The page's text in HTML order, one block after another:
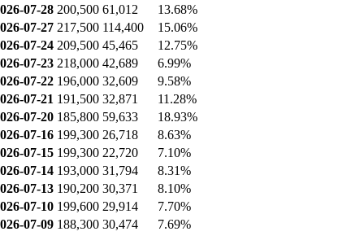
07-28 200,500 61,012
13.68%
07-27 217,500 114,400
15.06%
07-24 209,500 45,465
12.75%
07-23 218,000 42,689
6.99%
07-22 196,000 32,609
9.58%
07-21 191,500 32,871
11.28%
07-20 185,800 59,633
18.93%
07-16 199,300 26,718
8.63%
07-15 199,300 22,720
7.10%
07-14 193,000 31,794
8.31%
07-13 190,200 30,371
8.10%
07-10 199,600 29,914
7.70%
07-09 188,300 30,474 7.69%